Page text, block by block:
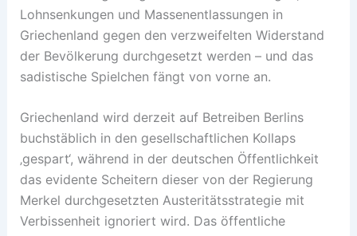
Lohnsenkungen und Massenentlassungen in
Griechenland gegen den verzweifelten Widerstand
der Bevölkerung durchgesetzt werden – und das
sadistische Spielchen fängt von vorne an.
Griechenland wird derzeit auf Betreiben Berlins
buchstäblich in den gesellschaftlichen Kollaps
‚gespart‘, während in der deutschen Öffentlichkeit
das evidente Scheitern dieser von der Regierung
Merkel durchgesetzten Austeritätsstrategie mit
Verbissenheit ignoriert wird. Das öffentliche